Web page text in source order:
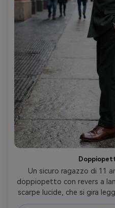
Un sicuro ragazzo di 11
doppiopetto con revers a
scarpe lucide, che si gira
il tessuto cade e la